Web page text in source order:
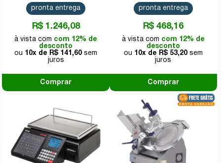
R$ 1.246,08
com 12% de
desconto
10x de
R$ 141,60
pronta entrega
Comprar
R$ 468,16
com 12% de
desconto
10x de
R$ 53,20
pronta entrega
Comprar